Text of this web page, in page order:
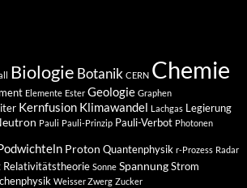
Biologie Botanik CERN Chemie
Elemente Ester Geologie Graphen
Kernfusion Klimawandel Lachgas Legierung
Pauli Pauli-Prinzip Pauli-Verbot Photonen
Proton Quantenphysik r-Prozess Radar
Relativitätstheorie Sonne Spannung Strom
Weisser Zwerg Zucker